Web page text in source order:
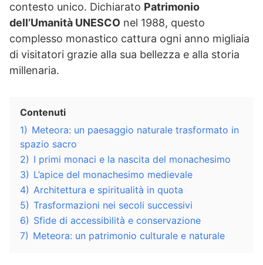
contesto unico. Dichiarato Patrimonio
dell’Umanità UNESCO nel 1988, questo
complesso monastico cattura ogni anno migliaia
di visitatori grazie alla sua bellezza e alla storia
millenaria.
Contenuti
1) Meteora: un paesaggio naturale trasformato in
spazio sacro
2) I primi monaci e la nascita del monachesimo
3) L’apice del monachesimo medievale
4) Architettura e spiritualità in quota
5) Trasformazioni nei secoli successivi
6) Sfide di accessibilità e conservazione
7) Meteora: un patrimonio culturale e naturale